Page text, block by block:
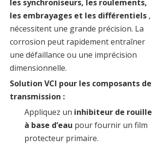
les synchroniseurs, les roulements,
les embrayages et les différentiels ,
nécessitent une grande précision. La
corrosion peut rapidement entraîner
une défaillance ou une imprécision
dimensionnelle.
Solution VCI pour les composants de
transmission :
Appliquez un inhibiteur de rouille
à base d’eau pour fournir un film
protecteur primaire.